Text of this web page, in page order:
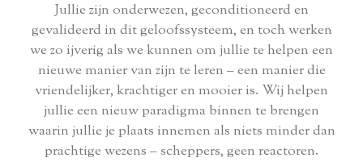
Jullie zijn onderwezen, geconditioneerd en
gevalideerd in dit geloofssysteem, en toch werken
we zo ijverig als we kunnen om jullie te helpen een
nieuwe manier van zijn te leren – een manier die
vriendelijker, krachtiger en mooier is. Wij helpen
jullie een nieuw paradigma binnen te brengen
waarin jullie je plaats innemen als niets minder dan
prachtige wezens – scheppers, geen reactoren.